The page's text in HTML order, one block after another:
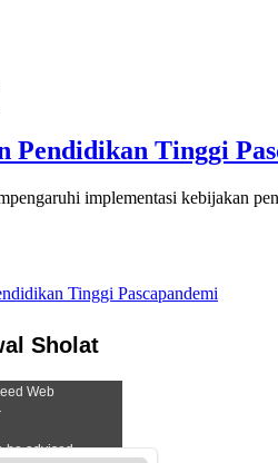
Pendidikan Tinggi
implementasi kebijakan
Sholat